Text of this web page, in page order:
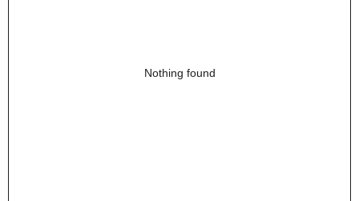
Nothing found